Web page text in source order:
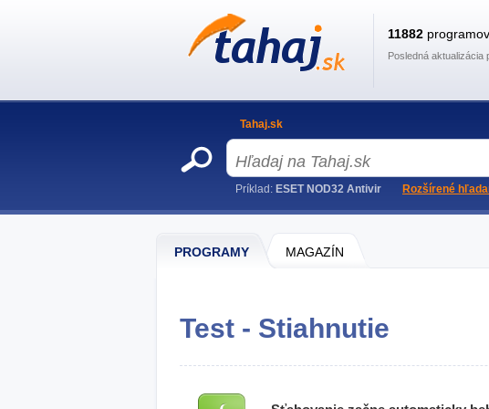
PROGRAMY MAGAZÍN
Test - Stiahnutie
11882
Posledná aktualizácia
Tahaj.sk
Príklad: ESET NOD32 Antivir Rozšírené